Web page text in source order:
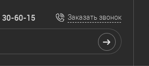
30-60-15 Заказать звонок